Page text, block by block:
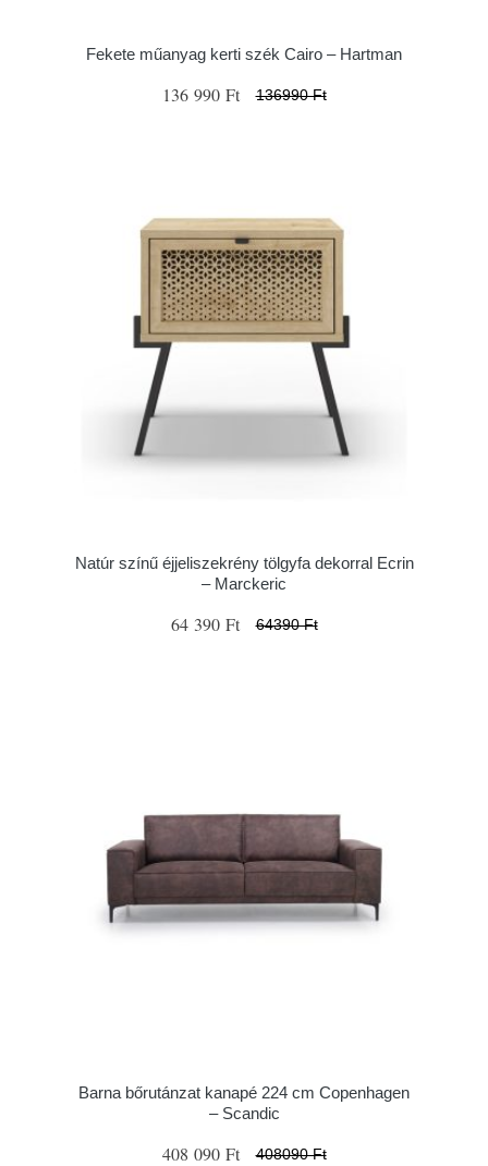
Fekete műanyag kerti szék Cairo – Hartman
136 990 Ft 136990 Ft
Natúr színű éjjeliszekrény tölgyfa dekorral Ecrin
– Marckeric
64 390 Ft 64390 Ft
Barna bőrutánzat kanapé 224 cm Copenhagen
– Scandic
408 090 Ft 408090 Ft